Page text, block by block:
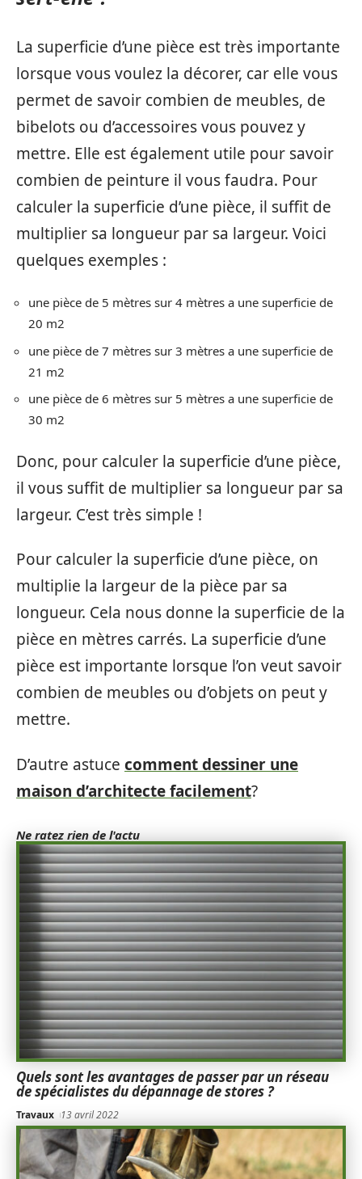
La superficie d’une pièce est très importante
lorsque vous voulez la décorer, car elle vous
permet de savoir combien de meubles, de
bibelots ou d’accessoires vous pouvez y
mettre. Elle est également utile pour savoir
combien de peinture il vous faudra. Pour
calculer la superficie d’une pièce, il suffit de
multiplier sa longueur par sa largeur. Voici
quelques exemples :
une pièce de 5 mètres sur 4 mètres a une superficie de
20 m2
une pièce de 7 mètres sur 3 mètres a une superficie de
21 m2
une pièce de 6 mètres sur 5 mètres a une superficie de
30 m2
Donc, pour calculer la superficie d’une pièce,
il vous suffit de multiplier sa longueur par sa
largeur. C’est très simple !
Pour calculer la superficie d’une pièce, on
multiplie la largeur de la pièce par sa
longueur. Cela nous donne la superficie de la
pièce en mètres carrés. La superficie d’une
pièce est importante lorsque l’on veut savoir
combien de meubles ou d’objets on peut y
mettre.
D’autre astuce comment dessiner une
maison d’architecte facilement?
Ne ratez rien de l'actu
Quels sont les avantages de passer par un réseau
de spécialistes du dépannage de stores ?
Travaux 13 avril 2022